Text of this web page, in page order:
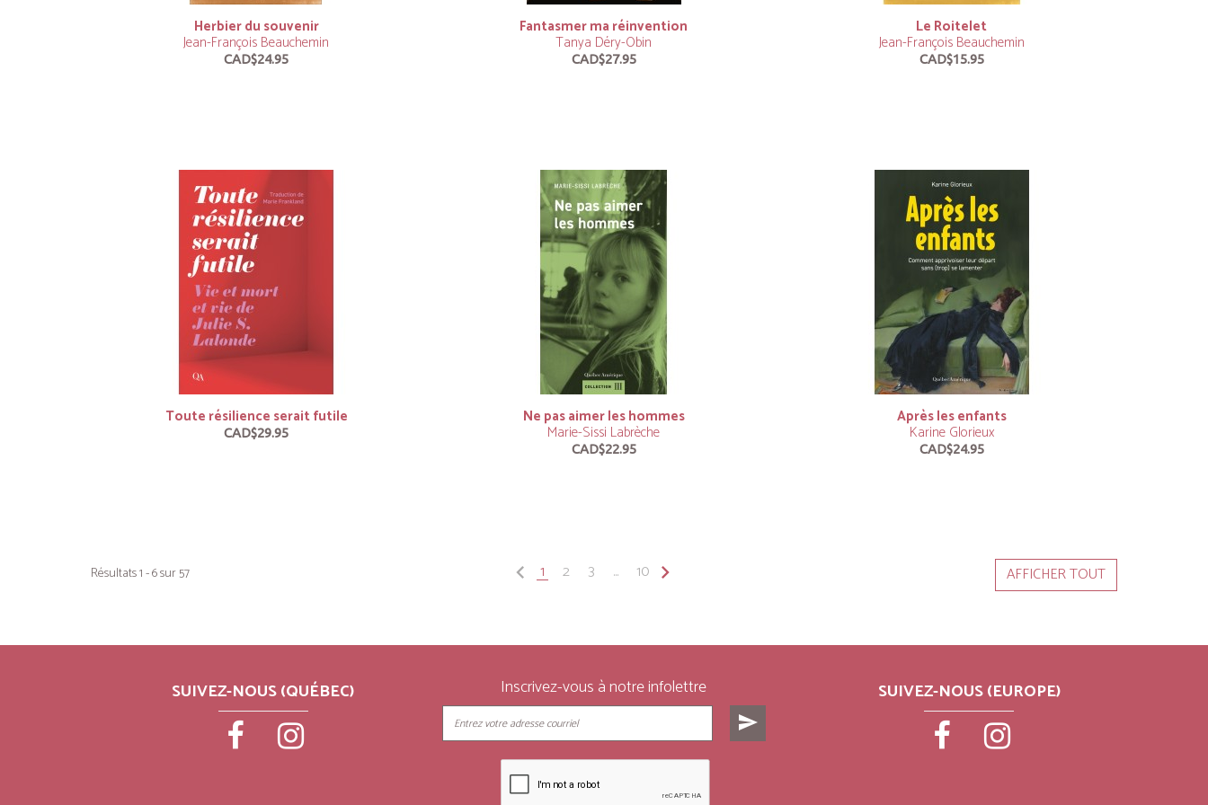
Herbier du souvenir
Jean-François Beauchemin
CAD$24.95
Fantasmer ma réinvention
Tanya Déry-Obin
CAD$27.95
Le Roitelet
Jean-François Beauchemin
CAD$15.95
Toute résilience serait futile
CAD$29.95
Ne pas aimer les hommes
Marie-Sissi Labrèche
CAD$22.95
Après les enfants
Karine Glorieux
CAD$24.95
keyboard_arrow_left 1 2 3 ... 10 keyboard_arrow_right AFFICHER TOUT
Résultats 1 - 6 sur 57
SUIVEZ-NOUS (QUÉBEC) Inscrivez-vous à notre infolettre
send
SUIVEZ-NOUS (EUROPE)